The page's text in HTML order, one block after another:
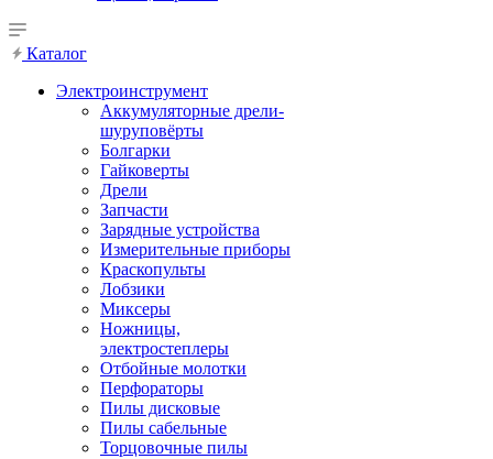
Каталог
Электроинструмент
Аккумуляторные дрели-
шуруповёрты
Болгарки
Гайковерты
Дрели
Запчасти
Зарядные устройства
Измерительные приборы
Краскопульты
Лобзики
Миксеры
Ножницы,
электростеплеры
Отбойные молотки
Перфораторы
Пилы дисковые
Пилы сабельные
Торцовочные пилы